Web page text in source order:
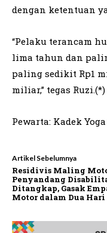
dengan ketentuan
“Pelaku terancam
lima tahun dan
paling sedikit Rp1
miliar,” tegas Ruzi.(*)
Pewarta: Kadek
Artikel Sebelumnya
Residivis Maling
Penyandang
Ditangkap, Gasak
Motor dalam Dua Hari